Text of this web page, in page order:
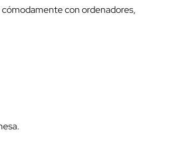
con ordenadores,